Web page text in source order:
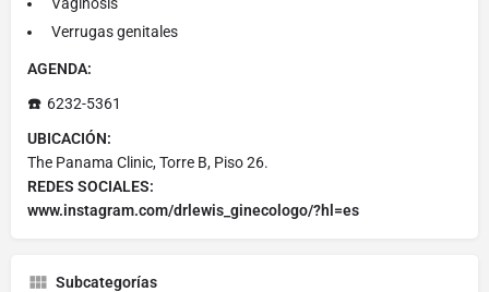
Verrugas genitales
AGENDA:
☎️ 6232-5361
UBICACIÓN:
The Panama Clinic, Torre B, Piso 26.
REDES SOCIALES:
www.instagram.com/drlewis_ginecologo/?hl=es
Subcategorías